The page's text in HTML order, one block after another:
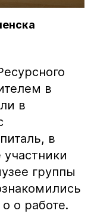
в
в
в
группы
о работе.